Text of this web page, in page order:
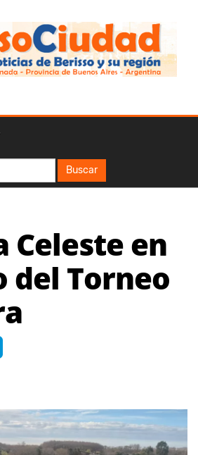
Buscar
Celeste en
del Torneo